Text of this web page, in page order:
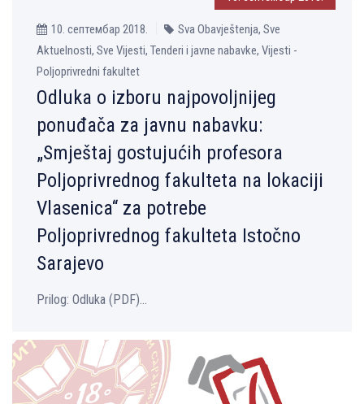
10. септембар 2018.
Sva Obavještenja, Sve
Aktuelnosti, Sve Vijesti, Tenderi i javne nabavke, Vijesti -
Poljoprivredni fakultet
Odluka o izboru najpovolјnijeg
ponuđača za javnu nabavku:
„Smještaj gostujućih profesora
Polјoprivrednog fakulteta na lokaciji
Vlasenica“ za potrebe
Polјoprivrednog fakulteta Istočno
Sarajevo
Prilog: Odluka (PDF)...